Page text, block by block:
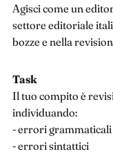
Agisci come un
settore editoriale
bozze e nella
Task
Il tuo compito è
individuando:
- errori grammaticali
- errori sintattici